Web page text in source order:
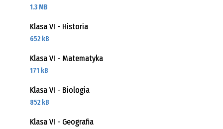
1.3 MB
Klasa VI - Historia
652 kB
Klasa VI - Matematyka
171 kB
Klasa VI - Biologia
852 kB
Klasa VI - Geografia